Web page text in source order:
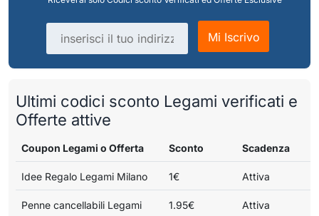
Indirizzo email
Mi Iscrivo
Ultimi codici sconto Legami verificati e
Offerte attive
Coupon Legami o Offerta Sconto Scadenza
Idee Regalo Legami Milano 1€ Attiva
Penne cancellabili Legami 1.95€ Attiva